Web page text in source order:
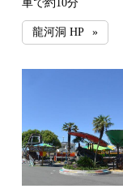
車で約10分
龍河洞 HP